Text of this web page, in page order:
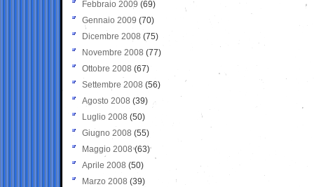
Febbraio 2009 (69)
Gennaio 2009 (70)
Dicembre 2008 (75)
Novembre 2008 (77)
Ottobre 2008 (67)
Settembre 2008 (56)
Agosto 2008 (39)
Luglio 2008 (50)
Giugno 2008 (55)
Maggio 2008(63)
Aprile 2008 (50)
Marzo 2008 (39)